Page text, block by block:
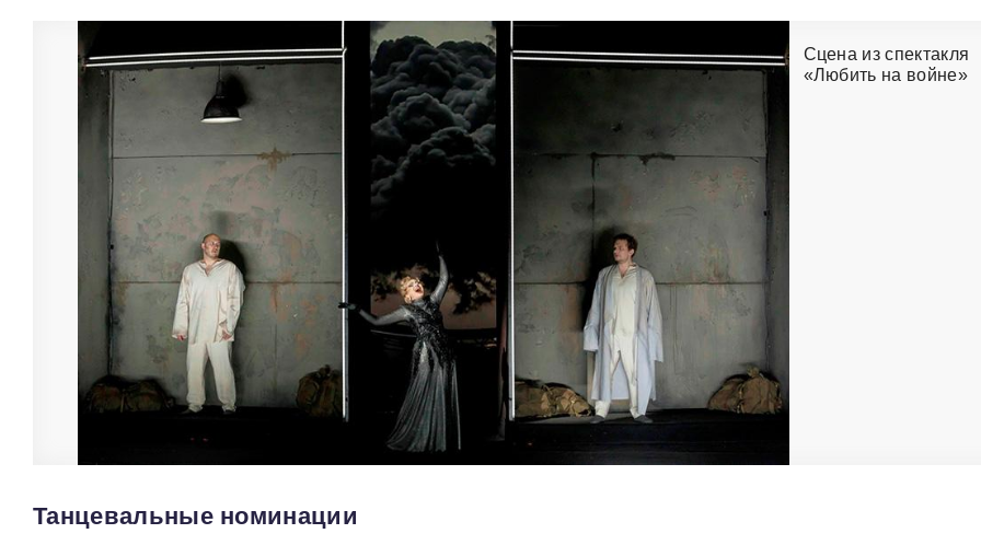
Сцена из спектакля
«Любить на войне»
Танцевальные номинации